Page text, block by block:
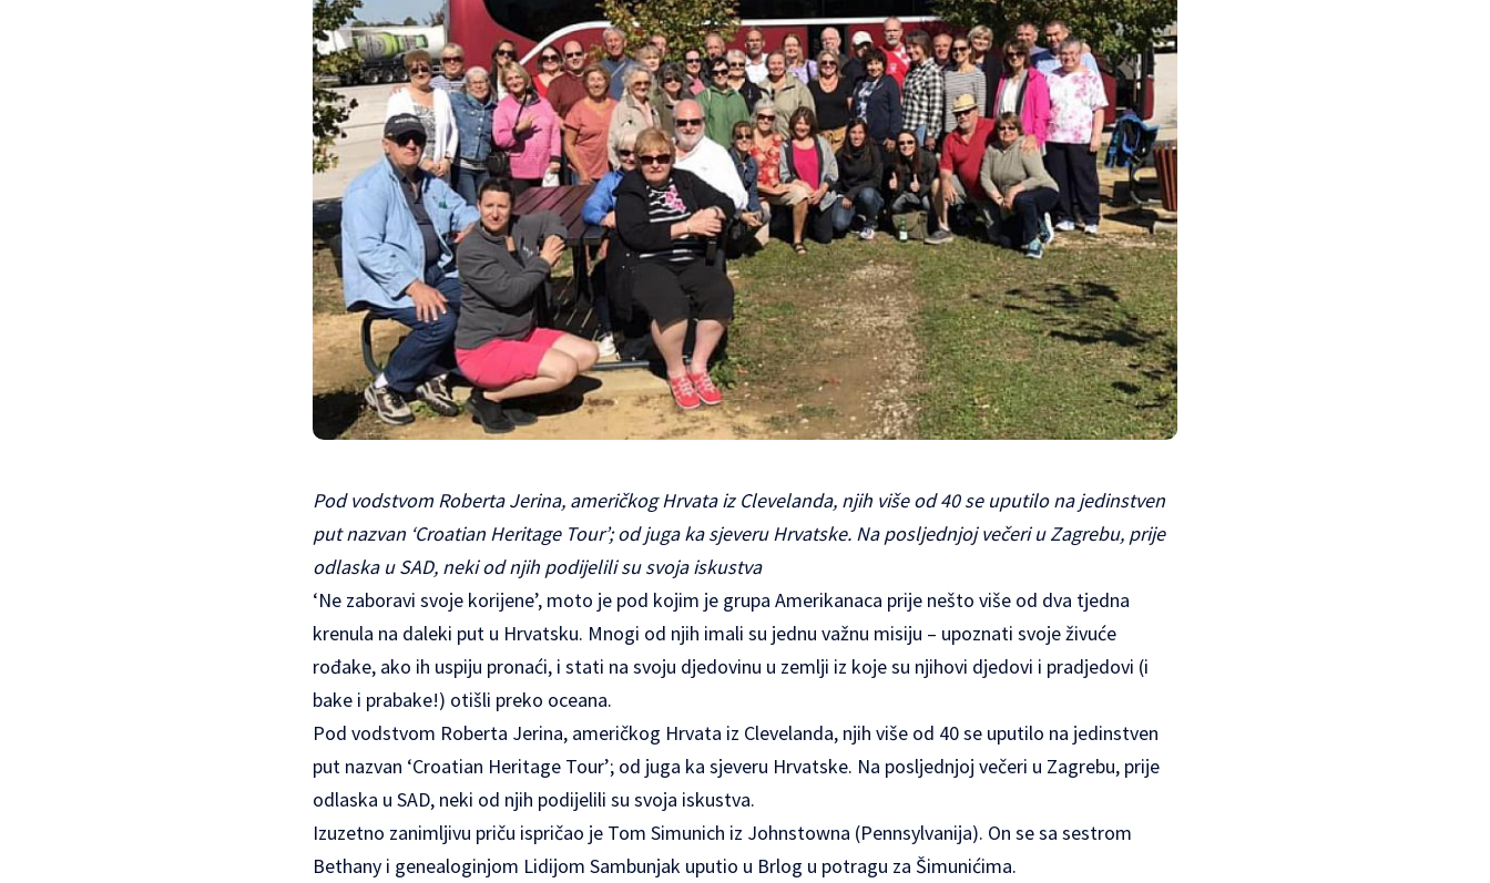
Pod vodstvom Roberta Jerina, američkog Hrvata iz Clevelanda, njih više od 40 se uputilo na jedinstven
put nazvan ‘Croatian Heritage Tour’; od juga ka sjeveru Hrvatske. Na posljednjoj večeri u Zagrebu, prije
odlaska u SAD, neki od njih podijelili su svoja iskustva
‘Ne zaboravi svoje korijene’, moto je pod kojim je grupa Amerikanaca prije nešto više od dva tjedna
krenula na daleki put u Hrvatsku. Mnogi od njih imali su jednu važnu misiju – upoznati svoje živuće
rođake, ako ih uspiju pronaći, i stati na svoju djedovinu u zemlji iz koje su njihovi djedovi i pradjedovi (i
bake i prabake!) otišli preko oceana.
Pod vodstvom Roberta Jerina, američkog Hrvata iz Clevelanda, njih više od 40 se uputilo na jedinstven
put nazvan ‘Croatian Heritage Tour’; od juga ka sjeveru Hrvatske. Na posljednjoj večeri u Zagrebu, prije
odlaska u SAD, neki od njih podijelili su svoja iskustva.
Izuzetno zanimljivu priču ispričao je Tom Simunich iz Johnstowna (Pennsylvanija). On se sa sestrom
Bethany i genealoginjom Lidijom Sambunjak uputio u Brlog u potragu za Šimunićima.